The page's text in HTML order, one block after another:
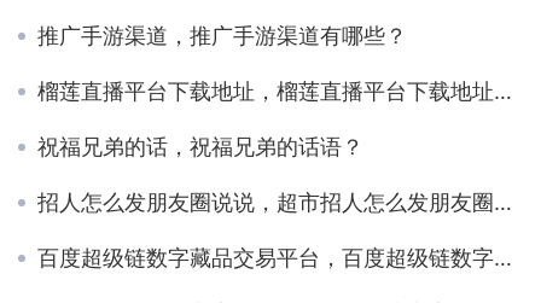
推广手游渠道，推广手游渠道有哪些？
榴莲直播平台下载地址，榴莲直播平台下载地址在哪？
祝福兄弟的话，祝福兄弟的话语？
招人怎么发朋友圈说说，超市招人怎么发朋友圈说说？
百度超级链数字藏品交易平台，百度超级链数字藏品交易平台app？